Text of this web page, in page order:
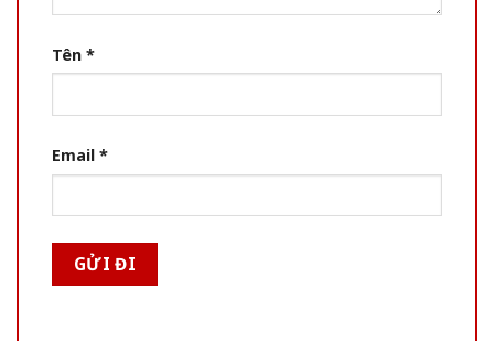
Tên *
Email *